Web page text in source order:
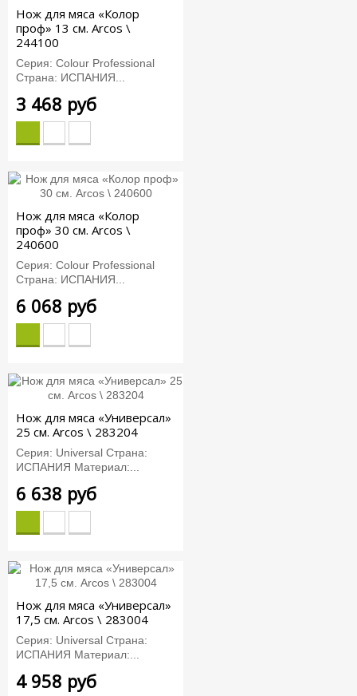
Нож для мяса «Колор
проф» 13 см. Arcos \
244100
Серия: Colour Professional
Страна: ИСПАНИЯ...
3 468 руб
Нож для мяса «Колор
проф» 30 см. Arcos \
240600
Серия: Colour Professional
Страна: ИСПАНИЯ...
6 068 руб
Нож для мяса «Универсал»
25 см. Arcos \ 283204
Серия: Universal Страна:
ИСПАНИЯ Материал:...
6 638 руб
Нож для мяса «Универсал»
17,5 см. Arcos \ 283004
Серия: Universal Страна:
ИСПАНИЯ Материал:...
4 958 руб